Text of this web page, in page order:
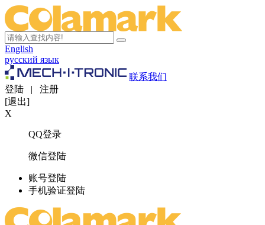
English
русский язык
联系我们
登陆 | 注册
[退出]
X
QQ登录
微信登陆
账号登陆
手机验证登陆